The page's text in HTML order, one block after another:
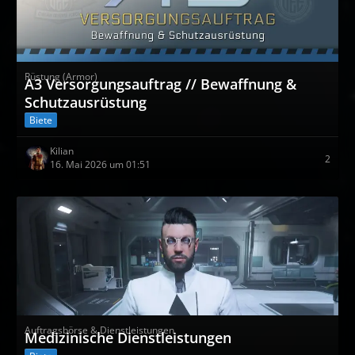
Rüstung (Armor)
A3 Versorgungsauftrag // Bewaffnung &
Schutzausrüstung
Biete
Kilian
16. Mai 2026 um 01:51
2
Auftragsbörse & Dienstleistungen
Medizinische Dienstleistungen